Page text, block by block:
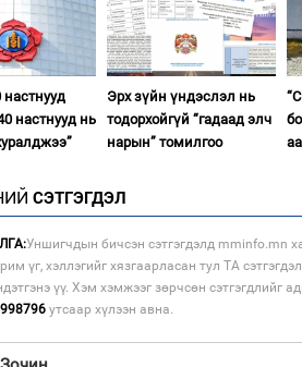
настнууд нь
Эрх зүйн үндэслэл нь
тодорхойгүй “гадаад элч
нарын” томилгоо
СЭТГЭГДЭЛ
Уншигчдын бичсэн сэтгэгдэлд mminfo.mn
үг, хэллэгийг хязгаарласан тул ТА
үү. Хэм хэмжээг зөрчсөн сэтгэгдлийг
утсаар хүлээн авна.